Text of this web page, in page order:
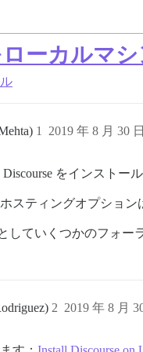
ローカルマ
2019 年 8 月 30
1
をインスト
スティングオプション
していくつかのフォー
2019 年 8 月
2